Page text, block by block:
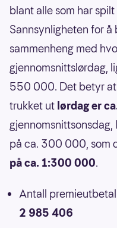
blant alle som har
Sannsynligheten for
sammenheng med
gjennomsnittslørdag,
550 000. Det betyr
trukket ut lørdag er
på ca. 300 000, som
på ca. 1:300 000.
Antall
2 985 406